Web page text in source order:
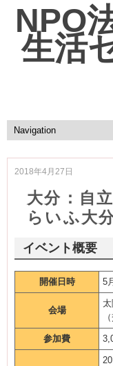
NPO
生活
2018年4月27日
大分：自
らいふ大
イベント概要
開催日時 5
会場
参加費